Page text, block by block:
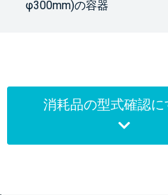
φ300mm)の容器
消耗品の型式確認に